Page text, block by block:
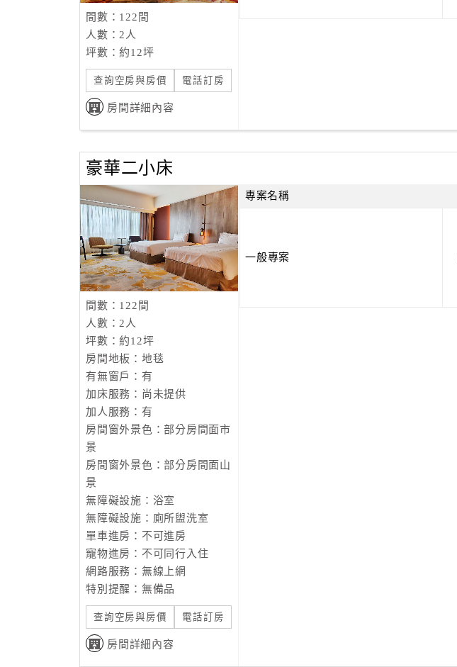
間數：122間
人數：2人
坪數：約12坪
查詢空房與房價 電話訂房
房間詳細內容
豪華二小床
間數：122間
人數：2人
坪數：約12坪
房間地板：地毯
有無窗戶：有
加床服務：尚未提供
加人服務：有
房間窗外景色：部分房間面市
景
房間窗外景色：部分房間面山
景
無障礙設施：浴室
無障礙設施：廁所盥洗室
單車進房：不可進房
寵物進房：不可同行入住
網路服務：無線上網
特別提醒：無備品
查詢空房與房價 電話訂房
房間詳細內容
專案名稱
一般專案